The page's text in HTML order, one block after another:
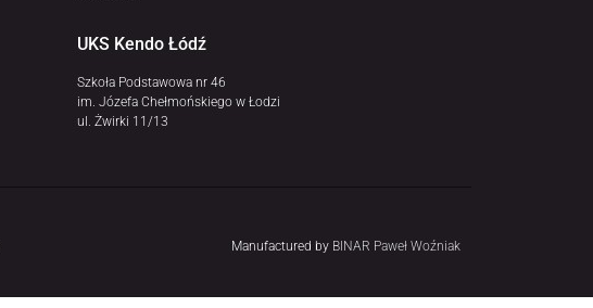
UKS Kendo Łódź
Szkoła Podstawowa nr 46
im. Józefa Chełmońskiego w Łodzi
ul. Żwirki 11/13
Manufactured by BINAR Paweł Woźniak